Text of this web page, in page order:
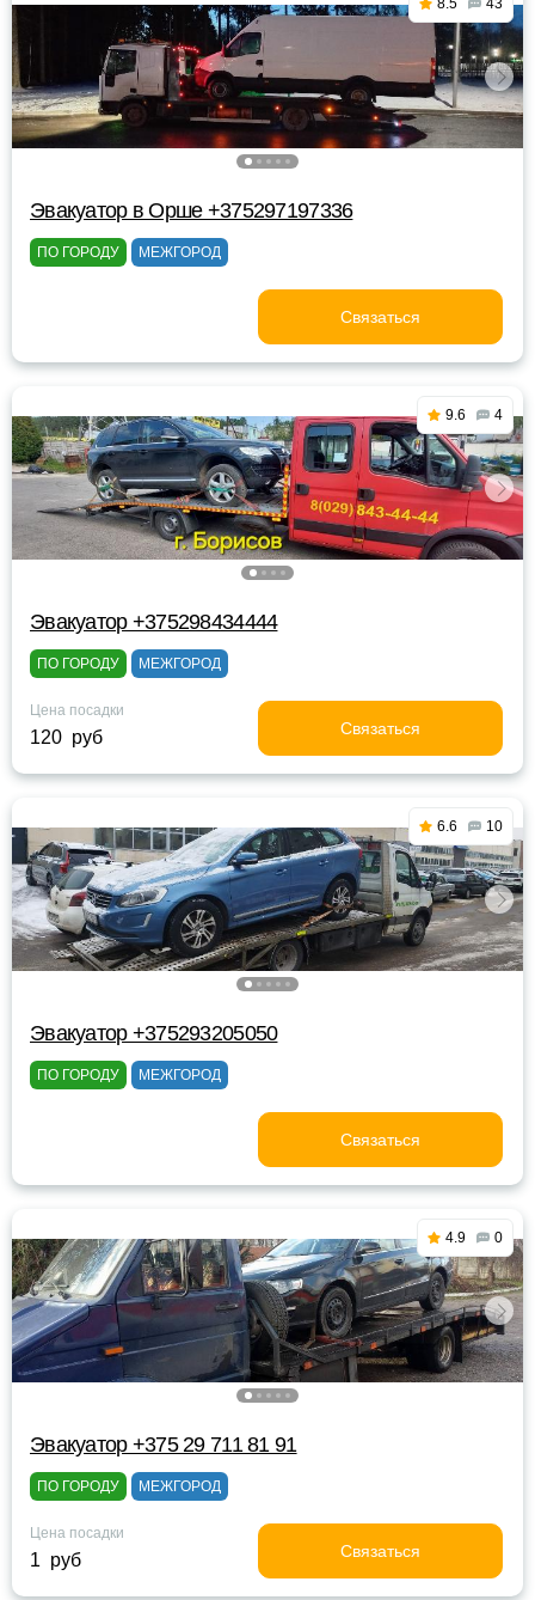
8.5 43
Эвакуатор в Орше +375297197336
ПО ГОРОДУ МЕЖГОРОД
Связаться
9.6 4
Эвакуатор +375298434444
ПО ГОРОДУ МЕЖГОРОД
Цена посадки
120 руб Связаться
6.6 10
Эвакуатор +375293205050
ПО ГОРОДУ МЕЖГОРОД
Связаться
4.9 0
Эвакуатор +375 29 711 81 91
ПО ГОРОДУ МЕЖГОРОД
Цена посадки
1 руб Связаться